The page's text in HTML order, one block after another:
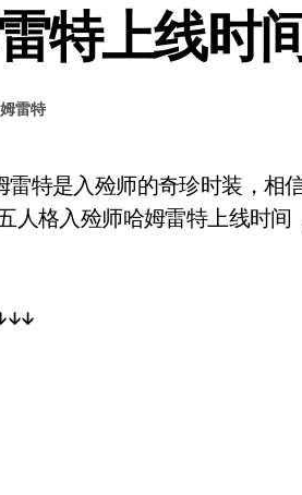
技新体验！
特上线时
雷特
人格入殓师哈姆雷特上线时间